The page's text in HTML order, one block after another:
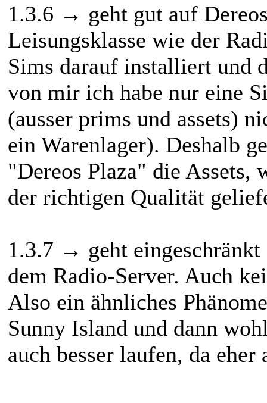
1.3.6 → geht gut auf
Leisungsklasse wie der
Sims darauf installiert und
von mir ich habe nur eine
(ausser prims und assets)
ein Warenlager). Deshalb
"Dereos Plaza" die
der richtigen Qualität
1.3.7 → geht
dem Radio-Server. Auch
Also ein ähnliches
Sunny Island und dann
auch besser laufen, da